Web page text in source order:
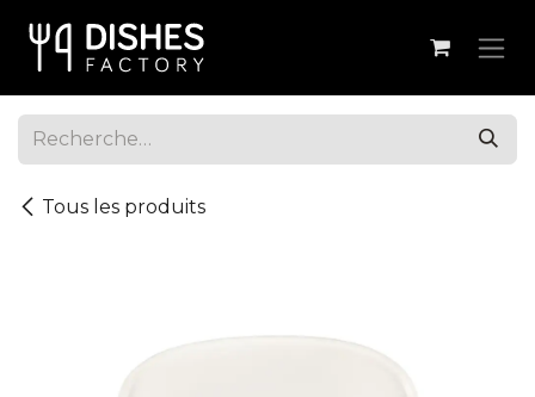
Tous les produits